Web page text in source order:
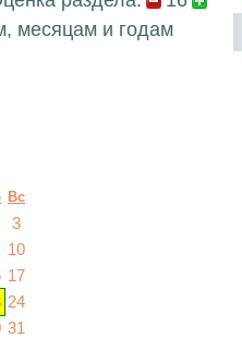
месяцам и годам
Вс
3
10
17
24
31